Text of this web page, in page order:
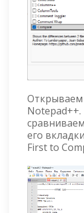
Открываем
его
First to